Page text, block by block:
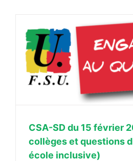
CSA-SD du 15 février
collèges et questions
école inclusive)